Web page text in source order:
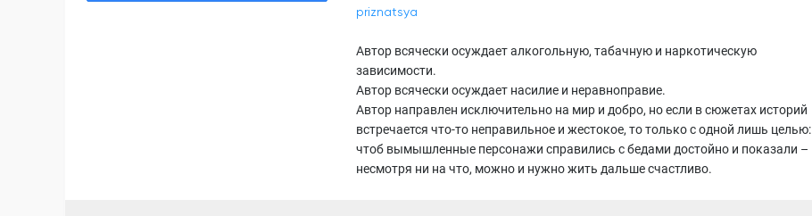
priznatsya
Автор всячески осуждает алкогольную, табачную и наркотическую
зависимости.
Автор всячески осуждает насилие и неравноправие.
Автор направлен исключительно на мир и добро, но если в сюжетах историй
встречается что-то неправильное и жестокое, то только с одной лишь целью:
чтоб вымышленные персонажи справились с бедами достойно и показали –
несмотря ни на что, можно и нужно жить дальше счастливо.